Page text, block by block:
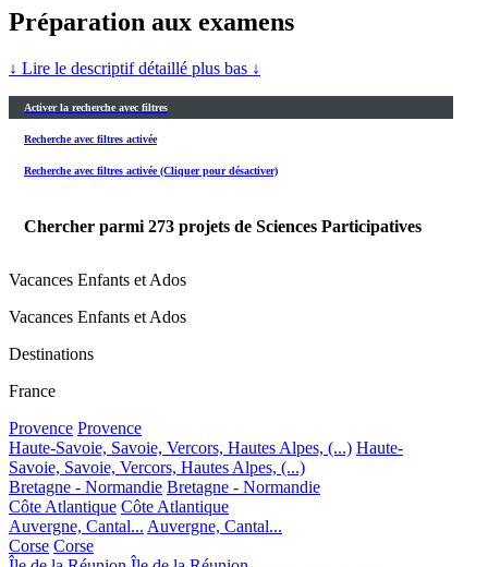
Préparation aux examens
↓ Lire le descriptif détaillé plus bas ↓
Activer la recherche avec filtres
Recherche avec filtres activée
Recherche avec filtres activée (Cliquer pour désactiver)
Chercher parmi 273 projets de Sciences Participatives
Vacances Enfants et Ados
Vacances Enfants et Ados
Destinations
France
Provence Provence
Haute-Savoie, Savoie, Vercors, Hautes Alpes, (...) Haute-
Savoie, Savoie, Vercors, Hautes Alpes, (...)
Bretagne - Normandie Bretagne - Normandie
Côte Atlantique Côte Atlantique
Auvergne, Cantal... Auvergne, Cantal...
Corse Corse